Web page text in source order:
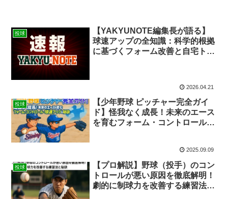
投球
【YAKYUNOTE編集長が語る】
球速アップの全知識：科学的根拠
に基づくフォーム改善と自宅トレ
2026.04.21
投球
【少年野球 ピッチャー完全ガイ
ド】怪我なく成長！未来のエース
を育むフォーム・コントロール・
2025.09.09
投球
【プロ解説】野球（投手）のコン
トロールが悪い原因を徹底解明！
劇的に制球力を改善する練習法と